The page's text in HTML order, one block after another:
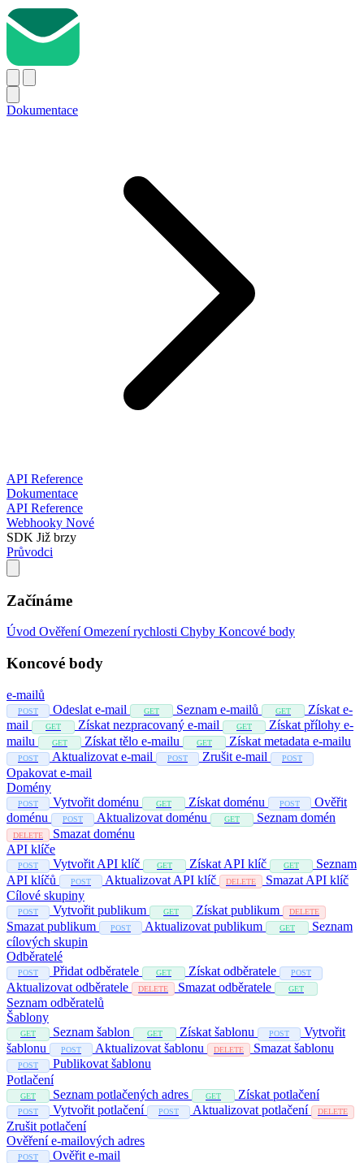
Dokumentace
API Reference
Dokumentace
API Reference
Webhooky Nové
SDK Již brzy
Průvodci
Začínáme
Úvod OvěřeníOmezení rychlosti Chyby Koncové body
Koncové body
e-mailů
POST Odeslat e-mail GET Seznam e-mailů GET
Získat e-
mail
GET Získat nezpracovaný e-mail GET
Získat přílohy e-
mailu
GET Získat tělo e-mailu GET Získat metadata e-mailu
POST Aktualizovat e-mail POST Zrušit e-mail POST
Opakovat e-mail
Domény
POST Vytvořit doménu GET Získat doménu POST
Ověřit
doménu
POST Aktualizovat doménu GET Seznam domén
DELETE
Smazat doménu
API klíče
POST Vytvořit API klíč GET Získat API klíč GET
Seznam
API klíčů
POST Aktualizovat API klíč DELETE
Smazat API klíč
Cílové skupiny
POST Vytvořit publikum GET Získat publikum DELETE
Smazat publikum POST Aktualizovat publikum GET
Seznam
cílových skupin
Odběratelé
POST Přidat odběratele GET Získat odběratele POST
Aktualizovat odběratele DELETE Smazat odběratele GET
Seznam odběratelů
Šablony
GET Seznam šablon GET Získat šablonu POST
Vytvořit
šablonu
POST Aktualizovat šablonu DELETE Smazat šablonu
POST
Publikovat šablonu
Potlačení
GET Seznam potlačených adres GET Získat potlačení
POST Vytvořit potlačení POST Aktualizovat potlačení DELETE
Zrušit potlačení
Ověření e-mailových adres
POST
Ověřit e-mail